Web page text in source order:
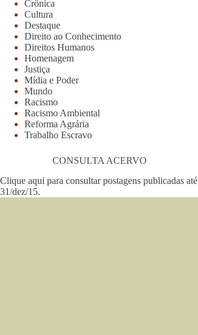
Crônica
Cultura
Destaque
Direito ao Conhecimento
Direitos Humanos
Homenagem
Justiça
Mídia e Poder
Mundo
Racismo
Racismo Ambiental
Reforma Agrária
Trabalho Escravo
CONSULTA ACERVO
Clique aqui para consultar postagens publicadas até
31/dez/15.